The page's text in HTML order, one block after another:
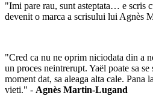
"Imi pare rau, sunt asteptata… e scris
devenit o marca a scrisului lui Agnès
"Cred ca nu ne oprim niciodata din a
un proces neintrerupt. Yaël poate sa
moment dat, sa aleaga alta cale. Pana
vieti." - Agnès Martin-Lugand